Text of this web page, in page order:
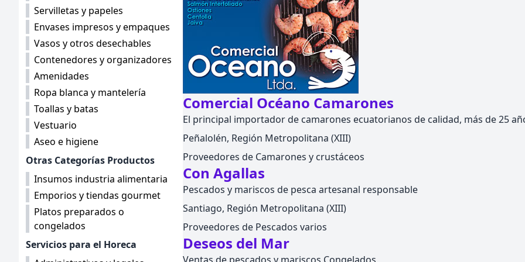
Servilletas y papeles
Envases impresos y empaques
Vasos y otros desechables
Contenedores y organizadores
Amenidades
Ropa blanca y mantelería
Toallas y batas
Vestuario
Aseo e higiene
Otras Categorías Productos
Insumos industria alimentaria
Emporios y tiendas gourmet
Platos preparados o
congelados
Servicios para el Horeca
Comercial Océano Camarones
El principal importador de camarones ecuatorianos de calidad, más de 25
Peñalolén, Región Metropolitana (XIII)
Proveedores de Camarones y crustáceos
Con Agallas
Pescados y mariscos de pesca artesanal responsable
Santiago, Región Metropolitana (XIII)
Proveedores de Pescados varios
Deseos del Mar